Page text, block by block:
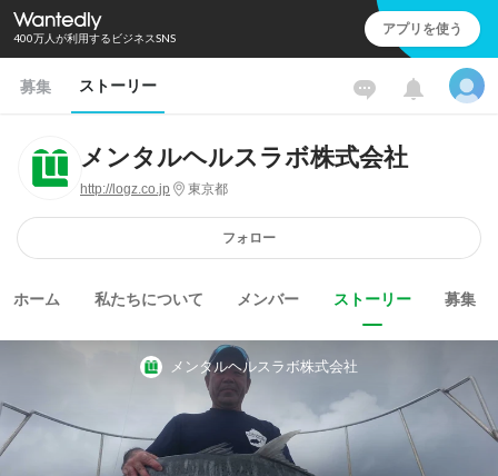
400万人が利用するビジネスSNS アプリを使う
募集 ストーリー
メンタルヘルスラボ株式会社
http://logz.co.jp 東京都
フォロー
ホーム 私たちについて メンバー ストーリー 募集
メンタルヘルスラボ株式会社